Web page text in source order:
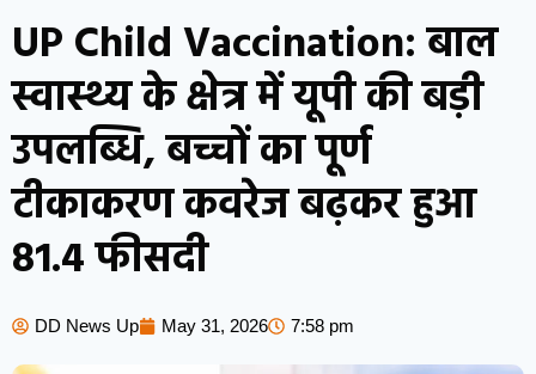
UP Child Vaccination: बाल
स्वास्थ्य के क्षेत्र में यूपी की बड़ी
उपलब्धि, बच्चों का पूर्ण
टीकाकरण कवरेज बढ़कर हुआ
81.4 फीसदी
DD News Up May 31, 2026 7:58 pm